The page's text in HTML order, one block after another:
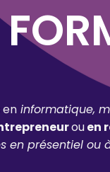
informatique,
ouen
en présentiel ou